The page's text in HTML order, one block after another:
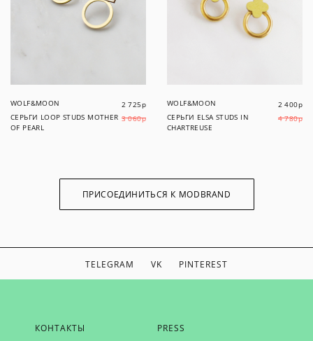
WOLF&MOON 2 725р
СЕРЬГИ LOOP STUDS MOTHER
OF PEARL
3 060р
WOLF&MOON 2 400р
СЕРЬГИ ELSA STUDS IN
CHARTREUSE
4 780р
ПРИСОЕДИНИТЬСЯ К MODBRAND
TELEGRAM VK PINTEREST
КОНТАКТЫ PRESS
ЕСЛИ ВЫ ХОТИТЕ БЫТЬ В КУРСЕ НАШИХ НОВОСТЕЙ,